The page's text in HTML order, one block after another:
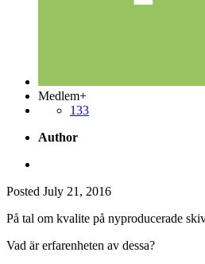
Medlem+
133
Author
Posted July 21, 2016
På tal om kvalite på nyproducerade
Vad är erfarenheten av dessa?